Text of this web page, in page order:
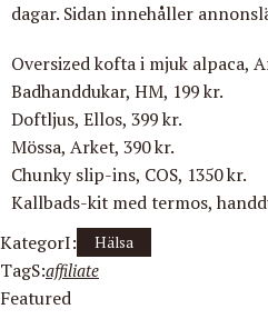
dagar. Sidan innehåller
Oversized koftai mjuk alpaca,
Badhanddukar, HM, 199 kr.
Doftljus, Ellos, 399 kr.
Mössa, Arket, 390 kr.
Chunky slip-ins, COS, 1350 kr.
Kallbads-kit med termos,
KategorI:
Hälsa
TagS:affiliate
Featured